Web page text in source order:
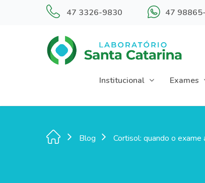
47 3326-9830 47
Institucional Exames
Blog Cortisol: quando o